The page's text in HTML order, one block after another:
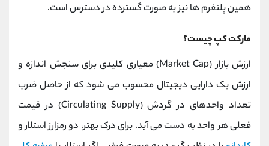
همین پلتفرم ‌ها نیز به صورت گسترده در دسترس است.
مارکت کپ چیست؟
ارزش بازار (Market Cap) معیاری کلیدی برای سنجش اندازه و
ارزش یک دارایی دیجیتال محسوب می ‌شود که از حاصل ضرب
تعداد واحدهای در گردش (Circulating Supply) در قیمت
فعلی هر واحد به دست می‌ آید. برای درک بهتر، دو رمزارز استلار و